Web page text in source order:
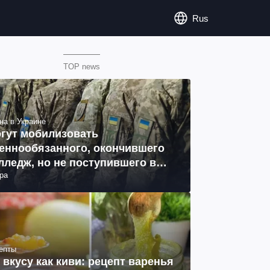
Rus
TOP news
в Украине
мобилизовать
окончившего
но не поступившего в
объяснение юриста
как киви: рецепт варенья